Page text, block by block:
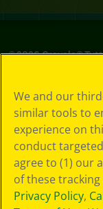
©2026Crayola®
in materia di
privacy
Informativa sulla
privacy
Termini SMS
GDPR
Informativa sulla
privacy di CA
We and our
similar tools to
experience on
conduct
agree to (1) our
of these
Privacy Policy,